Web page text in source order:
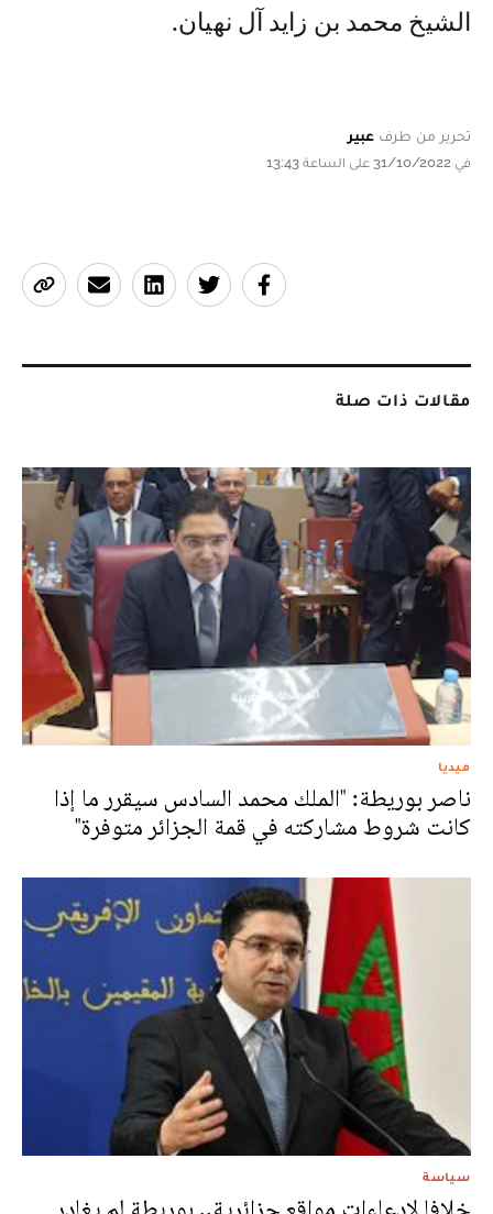
الشيخ محمد بن زايد آل نهيان.
تحرير من طرف عبير
في 31/10/2022 على الساعة 13:43
مقالات ذات صلة
ميديا
ناصر بوريطة: "الملك محمد السادس سيقرر ما إذا
كانت شروط مشاركته في قمة الجزائر متوفرة"
سياسة